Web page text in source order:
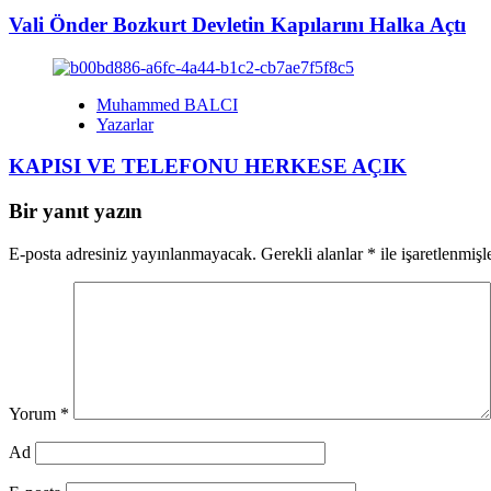
Vali Önder Bozkurt Devletin Kapılarını Halka Açtı
Muhammed BALCI
Yazarlar
KAPISI VE TELEFONU HERKESE AÇIK
Bir yanıt yazın
E-posta adresiniz yayınlanmayacak. Gerekli alanlar * ile
Yorum *
Ad